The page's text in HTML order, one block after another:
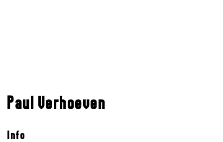
Paul Verhoeven
Info